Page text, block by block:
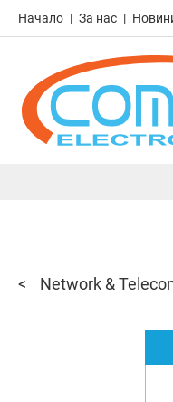
Начало За нас
Network &